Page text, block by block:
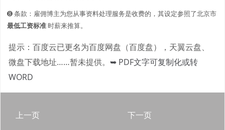
➑ 条款：雇佣博主为您从事资料处理服务是收费的，其设定参照了北京市
最低工资标准时薪来推算。
提示：百度云已更名为百度网盘（百度盘），天翼云盘、
微盘下载地址……暂未提供。 ➥ PDF文字可复制化或转
WORD
上一页
下一页